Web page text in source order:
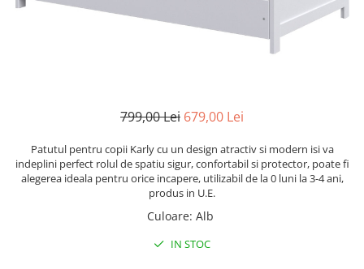
Patuturi lemn 160 x 80 cm
Saltele de la 120 x 60 cm
Saltele 127 x 63 cm
Saltele de la 160 x 80 cm
799,00 Lei 679,00 Lei
Patutul pentru copii Karly cu un design atractiv si modern isi va
indeplini perfect rolul de spatiu sigur, confortabil si protector, poate fi
alegerea ideala pentru orice incapere, utilizabil de la 0 luni la 3-4 ani,
produs in U.E.
Culoare: Alb
IN STOC